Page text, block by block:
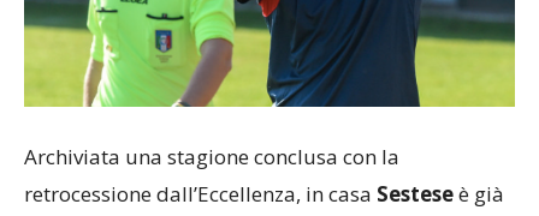
Archiviata una stagione conclusa con la
retrocessione dall’Eccellenza, in casa Sesteseè già